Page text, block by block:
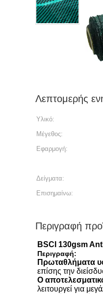
Λεπτομερής
Υλικό:
Μέγεθος:
Εφαρμογή:
Δείγματα:
Επισημαίνω:
Περιγραφή
BSCI 130gsm
Περιγραφή:
Πρωταθλήματα
επίσης την
Ο
λειτουργεί για